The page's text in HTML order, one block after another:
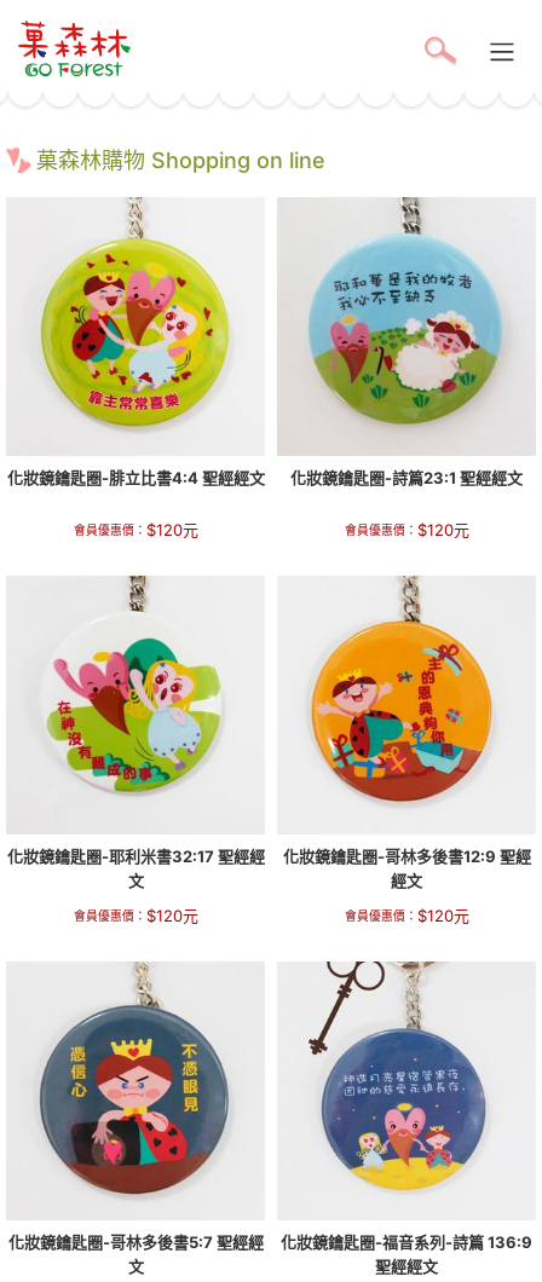
菓森林購物 Shopping on line
化妝鏡鑰匙圈-腓立比書4:4 聖經經文
會員優惠價： $120元
化妝鏡鑰匙圈-詩篇23:1 聖經經文
會員優惠價： $120元
化妝鏡鑰匙圈-耶利米書32:17 聖經經
文
會員優惠價： $120元
化妝鏡鑰匙圈-哥林多後書12:9 聖經
經文
會員優惠價： $120元
化妝鏡鑰匙圈-哥林多後書5:7 聖經經
文
化妝鏡鑰匙圈-福音系列-詩篇 136:9
聖經經文